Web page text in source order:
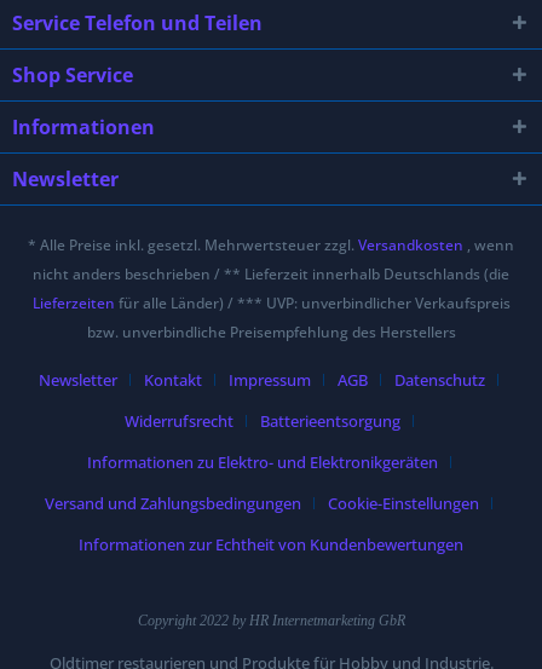
Service Telefon und Teilen
Shop Service
Informationen
Newsletter
* Alle Preise inkl. gesetzl. Mehrwertsteuer zzgl. Versandkosten , wenn
nicht anders beschrieben / ** Lieferzeit innerhalb Deutschlands (die
Lieferzeiten für alle Länder) / *** UVP: unverbindlicher Verkaufspreis
bzw. unverbindliche Preisempfehlung des Herstellers
Newsletter Kontakt Impressum AGB
Datenschutz
Widerrufsrecht
Batterieentsorgung
Informationen zu Elektro- und Elektronikgeräten
Versand und Zahlungsbedingungen
Cookie-Einstellungen
Informationen zur Echtheit von Kundenbewertungen
Copyright 2022 by HR Internetmarketing GbR
Oldtimer restaurieren und Produkte für Hobby und Industrie.